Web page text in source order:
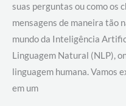
suas perguntas ou como os
mensagens de maneira tão
mundo da Inteligência
Linguagem Natural (NLP),
linguagem humana. Vamos
em um